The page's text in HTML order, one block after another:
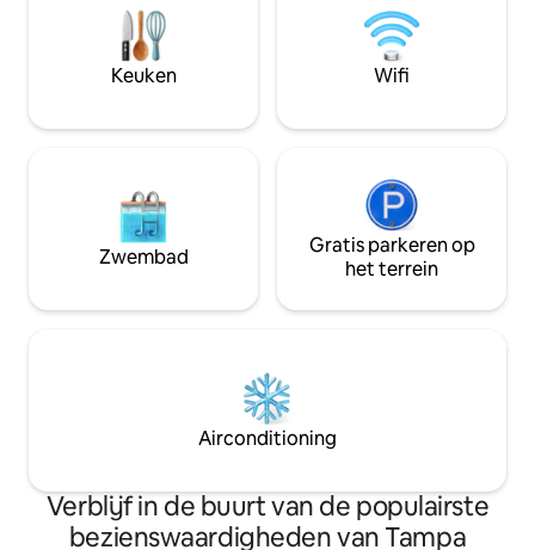
wijnkoelkast op aanvraag, k-
cup/druppelkoffiemachine. Het meer
heeft baars, we bieden hengels/tackle
box. Huurbare kajaks en kano. Honden
huisdierentoeslag $ 50.
Hospital, Davis
parades. Slechts
Uber naar Ybor
Keuken Wifi
Zwembad
Gratis parkeren op
het terrein
Airconditioning
Verblijf in de buurt van de populairste
bezienswaardigheden van Tampa